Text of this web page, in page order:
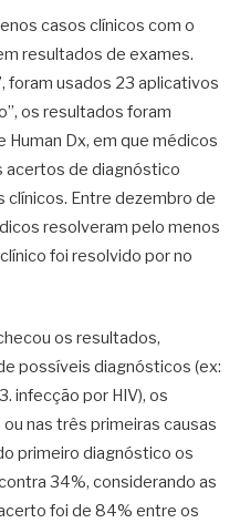
casos clínicos com o
resultados de exames.
foram usados 23 aplicativos
os resultados foram
Dx, em que médicos
acertos de diagnóstico
Entre dezembro de
resolveram pelo menos
foi resolvido por no
os resultados,
possíveis diagnósticos (ex:
infecção por HIV), os
nas três primeiras causas
primeiro diagnóstico os
34%, considerando as
foi de 84% entre os